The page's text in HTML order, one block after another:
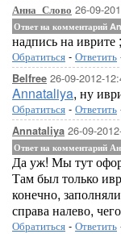
Анна_Слово 26-09-
Ответ на комментарий
надпись на иврите
Обратиться - Ответить
Belfree 26-09-2012-
Annataliya, ну
Обратиться - Ответить
Annataliya 26-09-
Ответ на комментарий
Да уж! Мы тут
Там был только
конечно,
справа налево,
Обратиться - Ответить